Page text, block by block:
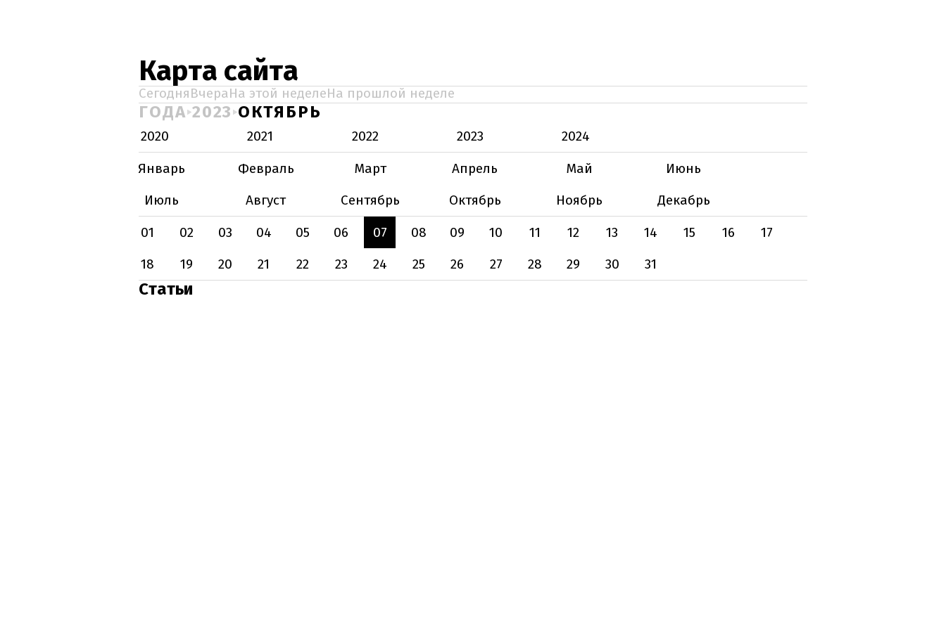
Карта сайта
СегодняВчераНа этой неделеНа прошлой неделе
ГОДА 2023 ОКТЯБРЬ
2020 2021 2022 2023
2024
Январь
Февраль Март Апрель Май
Июнь
Июль
Август Сентябрь Октябрь Ноябрь
Декабрь
01
02 03 04 05 06 07 08 09 10 11 12 13 14 15 16
17
18
19 20 21 22 23 24 25 26 27 28 29 30 31
Статьи